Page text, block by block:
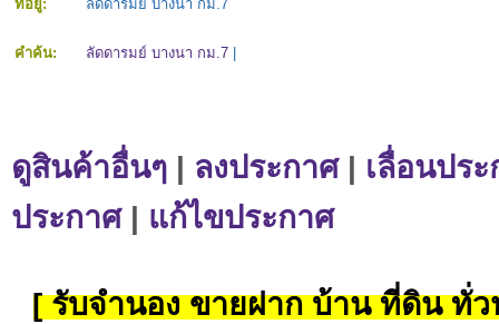
ที่อยู่:
ลัดดารมย์ บางนา กม.7
คำค้น: ลัดดารมย์ บางนา กม.7
ดูสินค้าอื่นๆ | ลงประกาศ| เลื่อนปร
ประกาศ| แก้ไขประกาศ
[ รับจำนอง ขายฝาก บ้าน ที่ดิน ทั่ว